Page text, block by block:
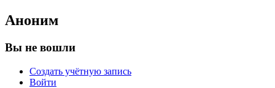
Аноним
Вы не вошли
Создать учётную запись
Войти